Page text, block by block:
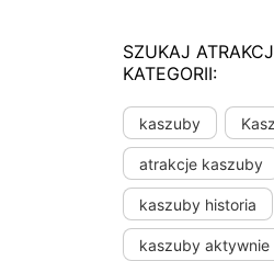
SZUKAJ
KATEGORII:
kaszuby
atrakcje kaszuby
kaszuby historia
kaszuby aktywnie